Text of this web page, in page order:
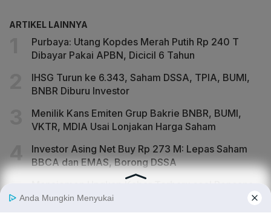
ARTIKEL LAINNYA
Purbaya: Utang Kopdes Merah Putih Rp 240 T
Dibayar Pakai APBN, Dicicil 6 Tahun
IHSG Turun ke 6.343, Saham DSSA, TPIA, BUMI,
BNBR Diburu Investor
Menilik Kans Emiten Grup Bakrie BNBR, BUMI,
VKTR, MDIA Usai Lonjakan Harga Saham
Investor Asing Net Buy Rp 273 M: Lepas Saham
BBCA dan EMAS, Borong DSSA
IPO Anak Usaha DEWA Gayo Mineral